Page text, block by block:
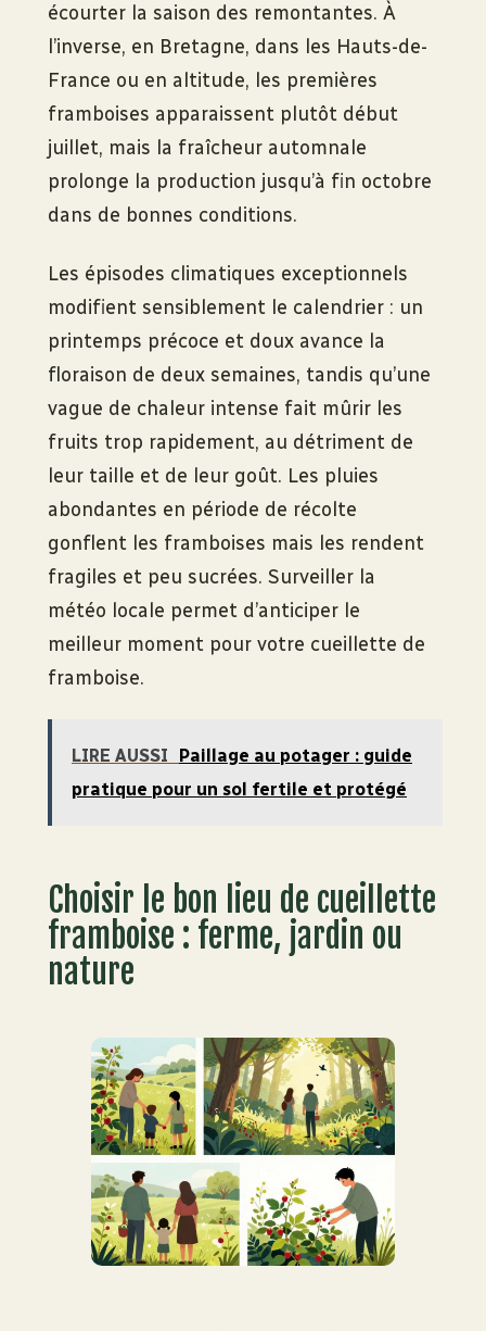
écourter la saison des remontantes. À
l’inverse, en Bretagne, dans les Hauts-de-
France ou en altitude, les premières
framboises apparaissent plutôt début
juillet, mais la fraîcheur automnale
prolonge la production jusqu’à fin octobre
dans de bonnes conditions.
Les épisodes climatiques exceptionnels
modifient sensiblement le calendrier : un
printemps précoce et doux avance la
floraison de deux semaines, tandis qu’une
vague de chaleur intense fait mûrir les
fruits trop rapidement, au détriment de
leur taille et de leur goût. Les pluies
abondantes en période de récolte
gonflent les framboises mais les rendent
fragiles et peu sucrées. Surveiller la
météo locale permet d’anticiper le
meilleur moment pour votre cueillette de
framboise.
LIRE AUSSI
Paillage au potager : guide
pratique pour un sol fertile et protégé
Choisir le bon lieu de cueillette
framboise : ferme, jardin ou
nature